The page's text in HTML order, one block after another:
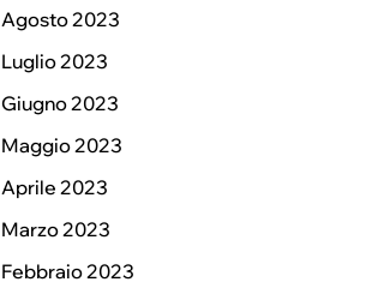
Agosto 2023
Luglio 2023
Giugno 2023
Maggio 2023
Aprile 2023
Marzo 2023
Febbraio 2023